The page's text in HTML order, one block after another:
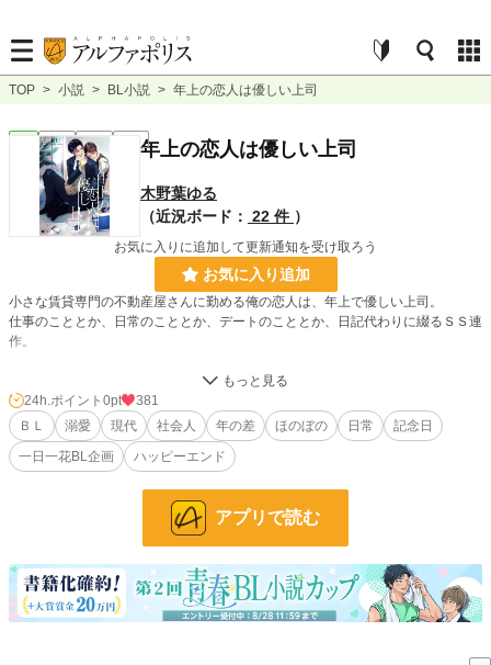
TOP > 小説 > BL小説 > 年上の恋人は優しい上司
完結 長編 年上の恋人は優しい上司
木野葉ゆる
（近況ボード： 22 件 ）
お気に入りに追加して更新通知を受け取ろう
お気に入り追加
小さな賃貸専門の不動産屋さんに勤める俺の恋人は、年上で優しい上司。
仕事のこととか、日常のこととか、デートのこととか、日記代わりに綴るＳＳ連
作。
基本は受け視点（一人称）です。
一日一花BL企画 参加作品も含まれています。
表紙は松下リサ様（@risa_m1012)に描いて頂きました！！ありがとうございま
す！！！！
6月13日、同人誌を発売しました。
小説 228,850 位 / 228,850 件
BL 31,438 位 / 31,438 件
24h.ポイント 0pt
381
ＢＬ
溺愛 現代 社会人 年の差 ほのぼの 日常
記念日
一日一花BL企画
ハッピーエンド
アプリで読む